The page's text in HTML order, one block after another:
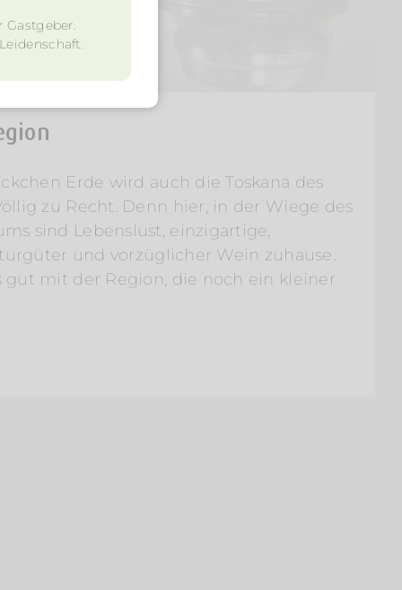
Erde wird auch die Toskana des
zu Recht. Denn hier, in der Wiege des
sind Lebenslust, einzigartige,
und vorzüglicher Wein zuhause.
gut mit der Region, die noch ein kleiner
Gastgeber.